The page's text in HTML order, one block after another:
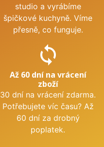
studio a vyrábíme
špičkové kuchyně. Víme
přesně, co funguje.
sync
Až 60 dní na vrácení
zboží
30 dní na vrácení zdarma.
Potřebujete víc času? Až
60 dní za drobný
poplatek.